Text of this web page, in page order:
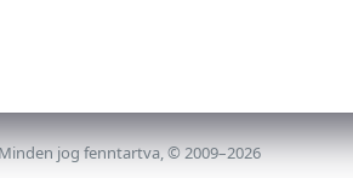
jog fenntartva, © 2009–2026